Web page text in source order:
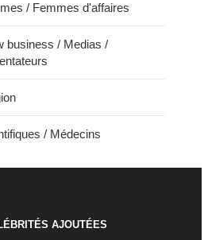
/ Femmes d'affaires
business / Medias /
/ Médecins
AJOUTÉES